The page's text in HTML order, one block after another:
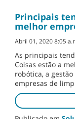
Principais
melhor
Abril 01, 2020 8:05
As principais
Coisas estão a
robótica, a
empresas de